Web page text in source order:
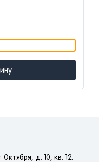
д. 10, кв. 12.